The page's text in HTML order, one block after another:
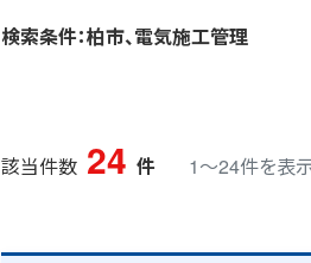
検索条件：柏市、電気施工管理
該当件数 24 件 1〜24件を表